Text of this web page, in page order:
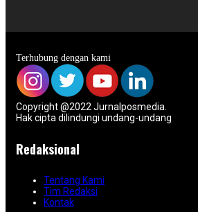
Terhubung dengan kami
Copyright @2022 Jurnalposmedia.
Hak cipta dilindungi undang-undang
Redaksional
Tentang Kami
Tim Redaksi
Kontak